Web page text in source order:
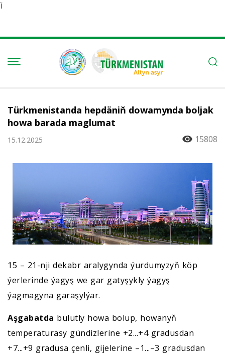
Ï
Türkmenistanda hepdäniň dowamynda boljak
howa barada maglumat
15.12.2025 15808
15 – 21-nji dekabr aralygynda ýurdumyzyň köp
ýerlerinde ýagyş we gar gatyşykly ýagyş
ýagmagyna garaşylýar.
Aşgabatda bulutly howa bolup, howanyň
temperaturasy gündizlerine +2...+4 gradusdan
+7...+9 gradusa çenli, gijelerine –1...–3 gradusdan